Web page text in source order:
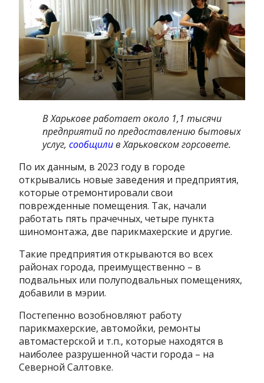
В Харькове работает около 1,1 тысячи
предприятий по предоставлению бытовых
услуг,сообщилив Харьковском горсовете.
По их данным, в 2023 году в городе
открывались новые заведения и предприятия,
которые отремонтировали свои
поврежденные помещения. Так, начали
работать пять прачечных, четыре пункта
шиномонтажа, две парикмахерские и другие.
Такие предприятия открываются во всех
районах города, преимущественно – в
подвальных или полуподвальных помещениях,
добавили в мэрии.
Постепенно возобновляют работу
парикмахерские, автомойки, ремонты
автомастерской и т.п., которые находятся в
наиболее разрушенной части города – на
Северной Салтовке.